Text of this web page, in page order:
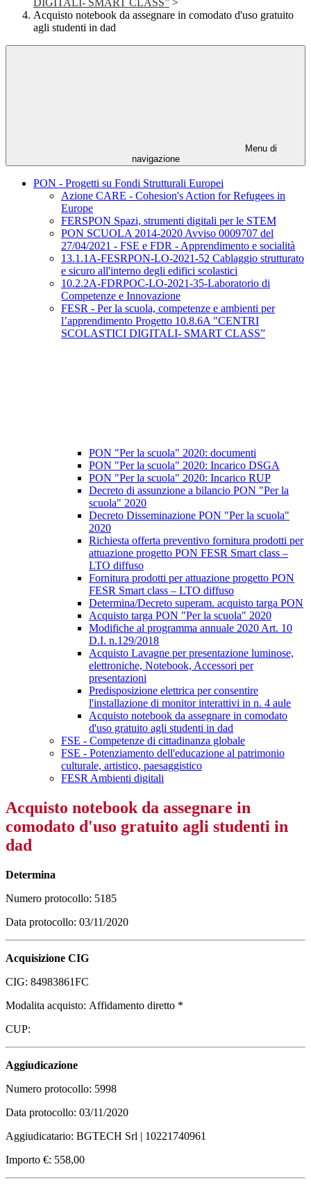
DIGITALI- SMART CLASS” >
Acquisto notebook da assegnare in comodato d'uso gratuito
agli studenti in dad
Menu di
navigazione
PON - Progetti su Fondi Strutturali Europei
Azione CARE - Cohesion's Action for Refugees in
Europe
FERSPON Spazi, strumenti digitali per le STEM
PON SCUOLA 2014-2020 Avviso 0009707 del
27/04/2021 - FSE e FDR - Apprendimento e socialità
13.1.1A-FESRPON-LO-2021-52 Cablaggio strutturato
e sicuro all'interno degli edifici scolastici
10.2.2A-FDRPOC-LO-2021-35-Laboratorio di
Competenze e Innovazione
FESR - Per la scuola, competenze e ambienti per
l’apprendimento Progetto 10.8.6A "CENTRI
SCOLASTICI DIGITALI- SMART CLASS”
PON "Per la scuola" 2020: documenti
PON "Per la scuola" 2020: Incarico DSGA
PON "Per la scuola" 2020: Incarico RUP
Decreto di assunzione a bilancio PON "Per la
scuola" 2020
Decreto Disseminazione PON "Per la scuola"
2020
Richiesta offerta preventivo fornitura prodotti per
attuazione progetto PON FESR Smart class –
LTO diffuso
Fornitura prodotti per attuazione progetto PON
FESR Smart class – LTO diffuso
Determina/Decreto superam. acquisto targa PON
Acquisto targa PON "Per la scuola" 2020
Modifiche al programma annuale 2020 Art. 10
D.I. n.129/2018
Acquisto Lavagne per presentazione luminose,
elettroniche, Notebook, Accessori per
presentazioni
Predisposizione elettrica per consentire
l'installazione di monitor interattivi in n. 4 aule
Acquisto notebook da assegnare in comodato
d'uso gratuito agli studenti in dad
FSE - Competenze di cittadinanza globale
FSE - Potenziamento dell'educazione al patrimonio
culturale, artistico, paesaggistico
FESR Ambienti digitali
Acquisto notebook da assegnare in
comodato d'uso gratuito agli studenti in
dad
Determina
Numero protocollo: 5185
Data protocollo: 03/11/2020
Acquisizione CIG
CIG: 84983861FC
Modalita acquisto: Affidamento diretto *
CUP:
Aggiudicazione
Numero protocollo: 5998
Data protocollo: 03/11/2020
Aggiudicatario: BGTECH Srl | 10221740961
Importo €: 558,00